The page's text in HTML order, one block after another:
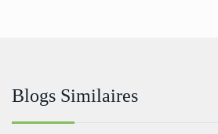
Blogs Similaires